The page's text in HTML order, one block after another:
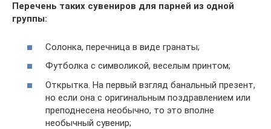
Перечень таких сувениров для парней из одной
группы:
Солонка, перечница в виде гранаты;
Футболка с символикой, веселым принтом;
Открытка. На первый взгляд банальный презент,
но если она с оригинальным поздравлением или
преподнесена необычно, то это вполне
необычный сувенир;